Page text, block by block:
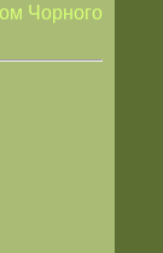
Чорного